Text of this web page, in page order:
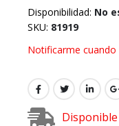
Disponibilidad: No
SKU 81919
Notificarme